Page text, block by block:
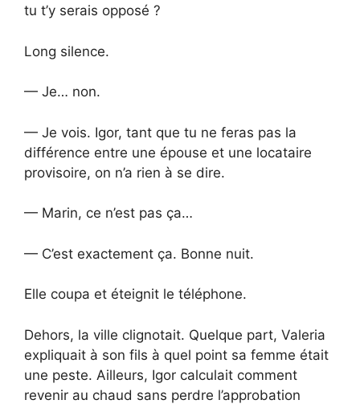
tu t’y serais opposé ?
Long silence.
— Je… non.
— Je vois. Igor, tant que tu ne feras pas la
différence entre une épouse et une locataire
provisoire, on n’a rien à se dire.
— Marin, ce n’est pas ça…
— C’est exactement ça. Bonne nuit.
Elle coupa et éteignit le téléphone.
Dehors, la ville clignotait. Quelque part, Valeria
expliquait à son fils à quel point sa femme était
une peste. Ailleurs, Igor calculait comment
revenir au chaud sans perdre l’approbation